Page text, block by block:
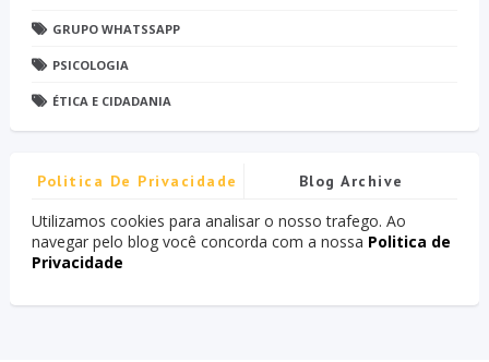
GRUPO WHATSSAPP
PSICOLOGIA
ÉTICA E CIDADANIA
Politica De Privacidade Blog Archive
Utilizamos cookies para analisar o nosso trafego. Ao
navegar pelo blog você concorda com a nossa Politica de
Privacidade